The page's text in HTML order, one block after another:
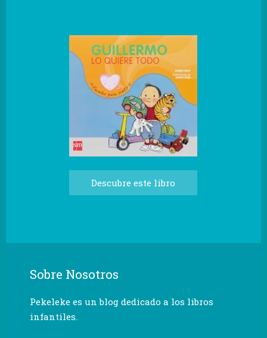
Descubre este libro
Sobre Nosotros
Pekeleke es un blog dedicado a los libros
infantiles.